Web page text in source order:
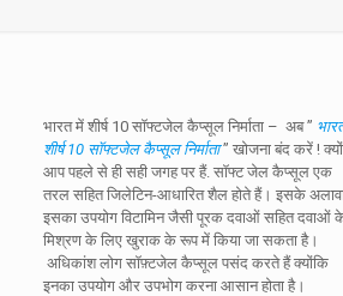
भारत में शीर्ष 10 सॉफ्टजेल कैप्सूल निर्माता – अब ”
शीर्ष 10 सॉफ्टजेल कैप्सूल निर्माता” खोजना बंद करें !
आप पहले से ही सही जगह पर हैं. सॉफ्ट जेल कैप्सूल एक
तरल सहित जिलेटिन-आधारित शैल होते हैं। इसके
इसका उपयोग विटामिन जैसी पूरक दवाओं सहित दवाओं
मिश्रण के लिए खुराक के रूप में किया जा सकता है।
अधिकांश लोग सॉफ़्टजेल कैप्सूल पसंद करते हैं क्योंकि
इनका उपयोग और उपभोग करना आसान होता है।